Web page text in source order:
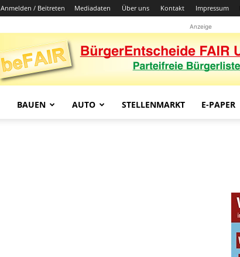
Anmelden / Beitreten Mediadaten Über uns Kontakt Impressum
Anzeige
BAUEN AUTO STELLENMARKT E-PAPER